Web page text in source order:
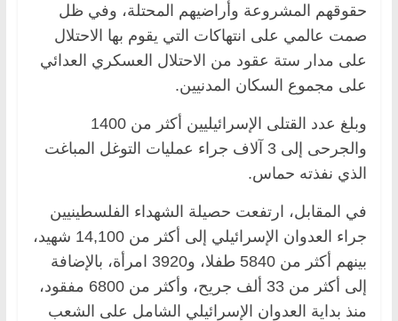
حقوقهم المشروعة وأراضيهم المحتلة، وفي ظل
صمت عالمي على انتهاكات التي يقوم بها الاحتلال
على مدار ستة عقود من الاحتلال العسكري العدائي
على مجموع السكان المدنيين.
وبلغ عدد القتلى الإسرائيليين أكثر من 1400
والجرحى إلى 3 آلاف جراء عمليات التوغل المباغت
الذي نفذته حماس.
في المقابل، ارتفعت حصيلة الشهداء الفلسطينيين
جراء العدوان الإسرائيلي إلى أكثر من 14,100 شهيد،
بينهم أكثر من 5840 طفلا، و3920 امرأة، بالإضافة
إلى أكثر من 33 ألف جريح، وأكثر من 6800 مفقود،
منذ بداية العدوان الإسرائيلي الشامل على الشعب